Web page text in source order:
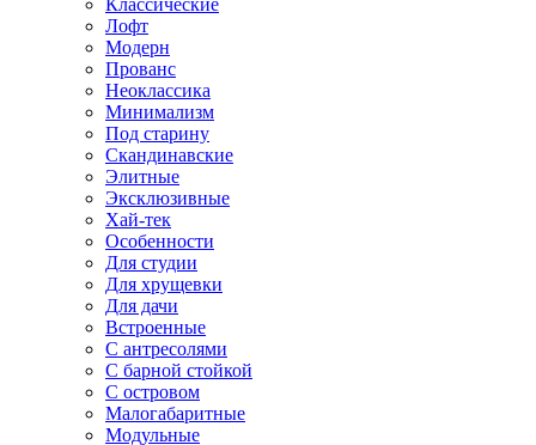
Классические
Лофт
Модерн
Прованс
Неоклассика
Минимализм
Под старину
Скандинавские
Элитные
Эксклюзивные
Хай-тек
Особенности
Для студии
Для хрущевки
Для дачи
Встроенные
С антресолями
С барной стойкой
С островом
Малогабаритные
Модульные